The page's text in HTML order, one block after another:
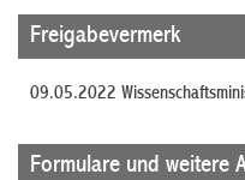
Freigabevermerk
09.05.2022
Formulare und weitere